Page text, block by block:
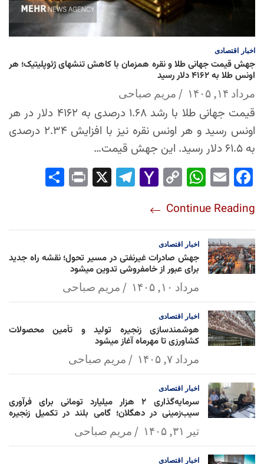
اخبار اقتصادی
جهش قیمت جهانی طلا و نقره همزمان با کاهش تنشهای ژئوپلیتیک؛ هر
اونس طلا به ۴۱۶۲ دلار رسید
مرداد ۱۴, ۱۴۰۵ مریم صباحی
قیمت جهانی طلا با رشد ۱.۶۸ درصدی به ۴۱۶۲ دلار در هر
اونس رسید و هر اونس نقره نیز با افزایش ۲.۳۴ درصدی
به ۶۱.۵ دلار رسید. این جهش قیمت…
Fac
ok
Em
Wh
Ap
p
Co
Lin
k
Yah
l
Tel
Pri
Continue Reading
اخبار اقتصادی
جهش صادرات غیرنفتی در مسیر تحول؛ نقشه راه جدید
برای عبور از خامفروشی تدوین میشود
مرداد ۱۰, ۱۴۰۵ مریم صباحی
اخبار اقتصادی
هوشمندسازی زنجیره تولید و تأمین محصولات
کشاورزی تا مهرماه آغاز میشود
مرداد ۷, ۱۴۰۵ مریم صباحی
اخبار اقتصادی
سرمایه‌گذاری ۲ هزار میلیارد تومانی برای فرآوری
سیب‌زمینی در دهگلان؛ گامی بلند در تکمیل زنجیره
ارزش کشاورزیتیر ۳۱, ۱۴۰۵ مریم صباحی
اخبار اقتصادی